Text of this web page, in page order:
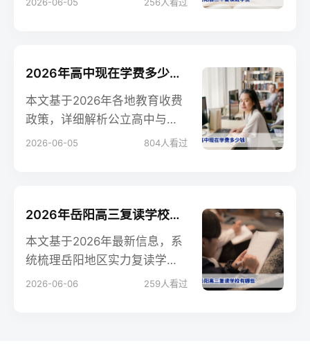
2026年高中现在学费多少钱？公立与私立收费标准全解析
本文基于2026年各地教育收费
政策，详细解析公立高中与私
立高中的学费差异，包括普通
2026-06-05 804人看过
2026年岳阳高三复读学校全攻略：实力推荐与择校指南
本文基于2026年最新信息，系
统梳理岳阳地区实力复读学校
（如岳阳一中复读部、岳阳雅
2026-06-06 259人看过